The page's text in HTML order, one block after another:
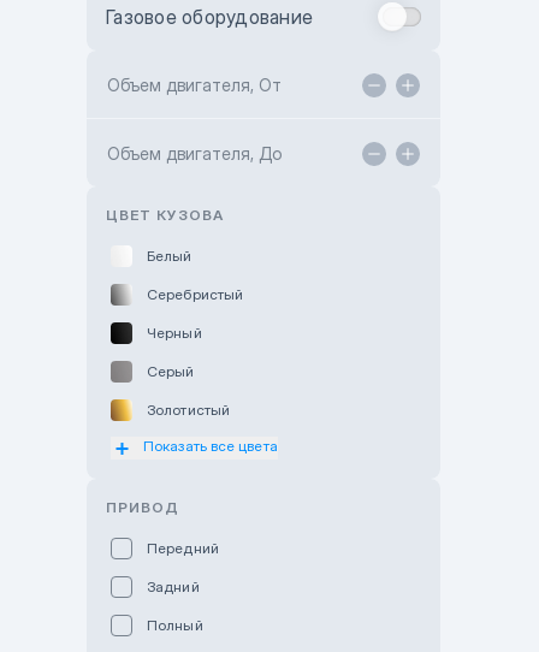
Toyota Kokshetau
Hyundai ShymCity
Газовое оборудование
Объем двигателя, От
Объем двигателя, До
ЦВЕТ КУЗОВА
Белый
Серебристый
Черный
Серый
Золотистый
Оранжевый
Показать все цвета
ПРИВОД
Передний
Задний
Полный